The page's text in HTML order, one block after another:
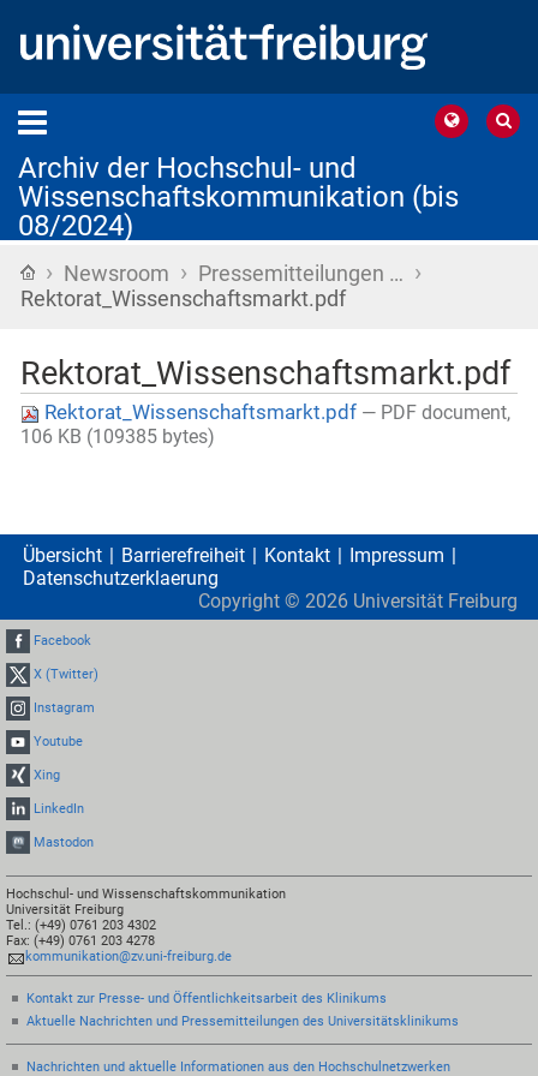
Archiv der Hochschul- und
Wissenschaftskommunikation (bis
08/2024)
Startseite
› Newsroom › Pressemitteilungen … ›
Rektorat_Wissenschaftsmarkt.pdf
Rektorat_Wissenschaftsmarkt.pdf
Rektorat_Wissenschaftsmarkt.pdf — PDF document,
106 KB (109385 bytes)
Übersicht Barrierefreiheit Kontakt
Impressum
Datenschutzerklaerung
Copyright © 2026 Universität Freiburg
Facebook
X (Twitter)
Instagram
Youtube
Xing
LinkedIn
Mastodon
Hochschul- und Wissenschaftskommunikation
Universität Freiburg
Tel.: (+49) 0761 203 4302
Fax: (+49) 0761 203 4278
kommunikation@zv.uni-freiburg.de
Kontakt zur Presse- und Öffentlichkeitsarbeit des Klinikums
Aktuelle Nachrichten und Pressemitteilungen des Universitätsklinikums
Nachrichten und aktuelle Informationen aus den Hochschulnetzwerken